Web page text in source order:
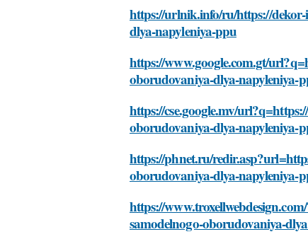
https://urlnik.info/ru/https://dekor-
dlya-napyleniya-ppu
https://www.google.com.gt/
oborudovaniya-dlya-napyleniya-
https://cse.google.mv/
oborudovaniya-dlya-napyleniya-
https://phnet.ru/
oborudovaniya-dlya-napyleniya-
https://
samodelnogo-oborudovaniya-